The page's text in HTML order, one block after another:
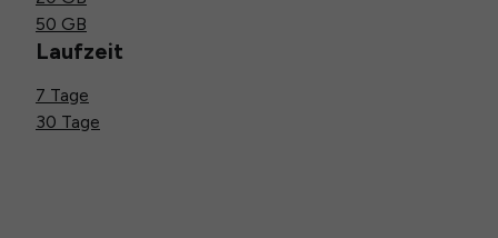
50 GB
Laufzeit
7 Tage
30 Tage